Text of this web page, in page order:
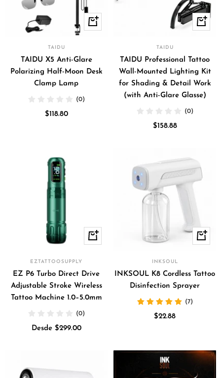
+
TAIDU
TAIDU X5 Anti-Glare
Polarizing Half-Moon Desk
Clamp Lamp
(0)
Precio
$118.80
+
TAIDU
TAIDU Professional Tattoo
Wall-Mounted Lighting Kit
for Shading & Detail Work
(with Anti-Glare Glasse)
(0)
Precio
$158.88
Vista
EZTATTOOSUPPLY
EZ P6 Turbo Direct Drive
Adjustable Stroke Wireless
Tattoo Machine 1.0–5.0mm
(0)
Precio
Desde $299.00
+
INKSOUL
INKSOUL K8 Cordless Tattoo
Disinfection Sprayer
(7)
Precio
$22.88